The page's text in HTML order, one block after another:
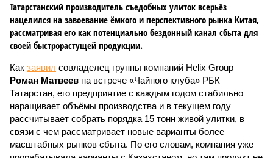
Татарстанский производитель съедобных улиток всерьёз
нацелился на завоевание ёмкого и перспективного рынка Китая,
рассматривая его как потенциально бездонный канал сбыта для
своей быстрорастущей продукции.
Как заявил совладелец группы компаний Helix Group
Роман Матвеев на встрече «Чайного клуба» РБК
Татарстан, его предприятие с каждым годом стабильно
наращивает объёмы производства и в текущем году
рассчитывает собрать порядка 15 тонн живой улитки, в
связи с чем рассматривает новые варианты более
масштабных рынков сбыта. По его словам, компания уже